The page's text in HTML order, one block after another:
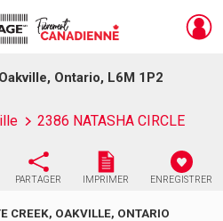
Ontario, L6M 1P2
2386 NATASHA CIRCLE
PARTAGER IMPRIMER ENREGISTRER
CREEK, OAKVILLE, ONTARIO